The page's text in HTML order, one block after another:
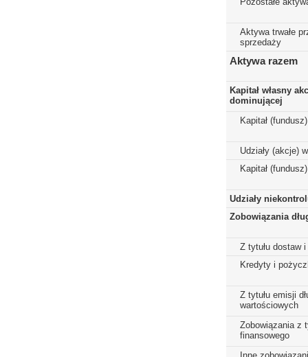
Aktywa trwałe
sprzedaży
Aktywa razem
Kapitał własny
dominującej
Kapitał
Udziały (akcje)
Kapitał
Udziały
Zobowiązania
Z tytułu dostaw i
Kredyty i
Z tytułu emisji
wartościowych
Zobowiązania z
finansowego